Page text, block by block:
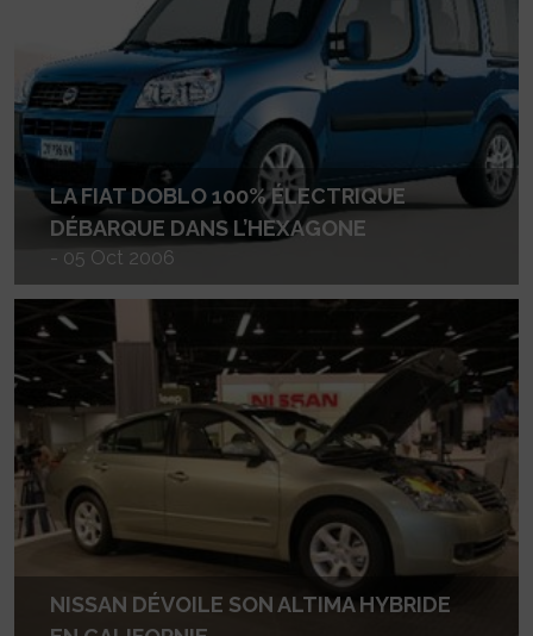
LA FIAT DOBLO 100% ÉLECTRIQUE
DÉBARQUE DANS L’HEXAGONE
- 05 Oct 2006
NISSAN DÉVOILE SON ALTIMA HYBRIDE